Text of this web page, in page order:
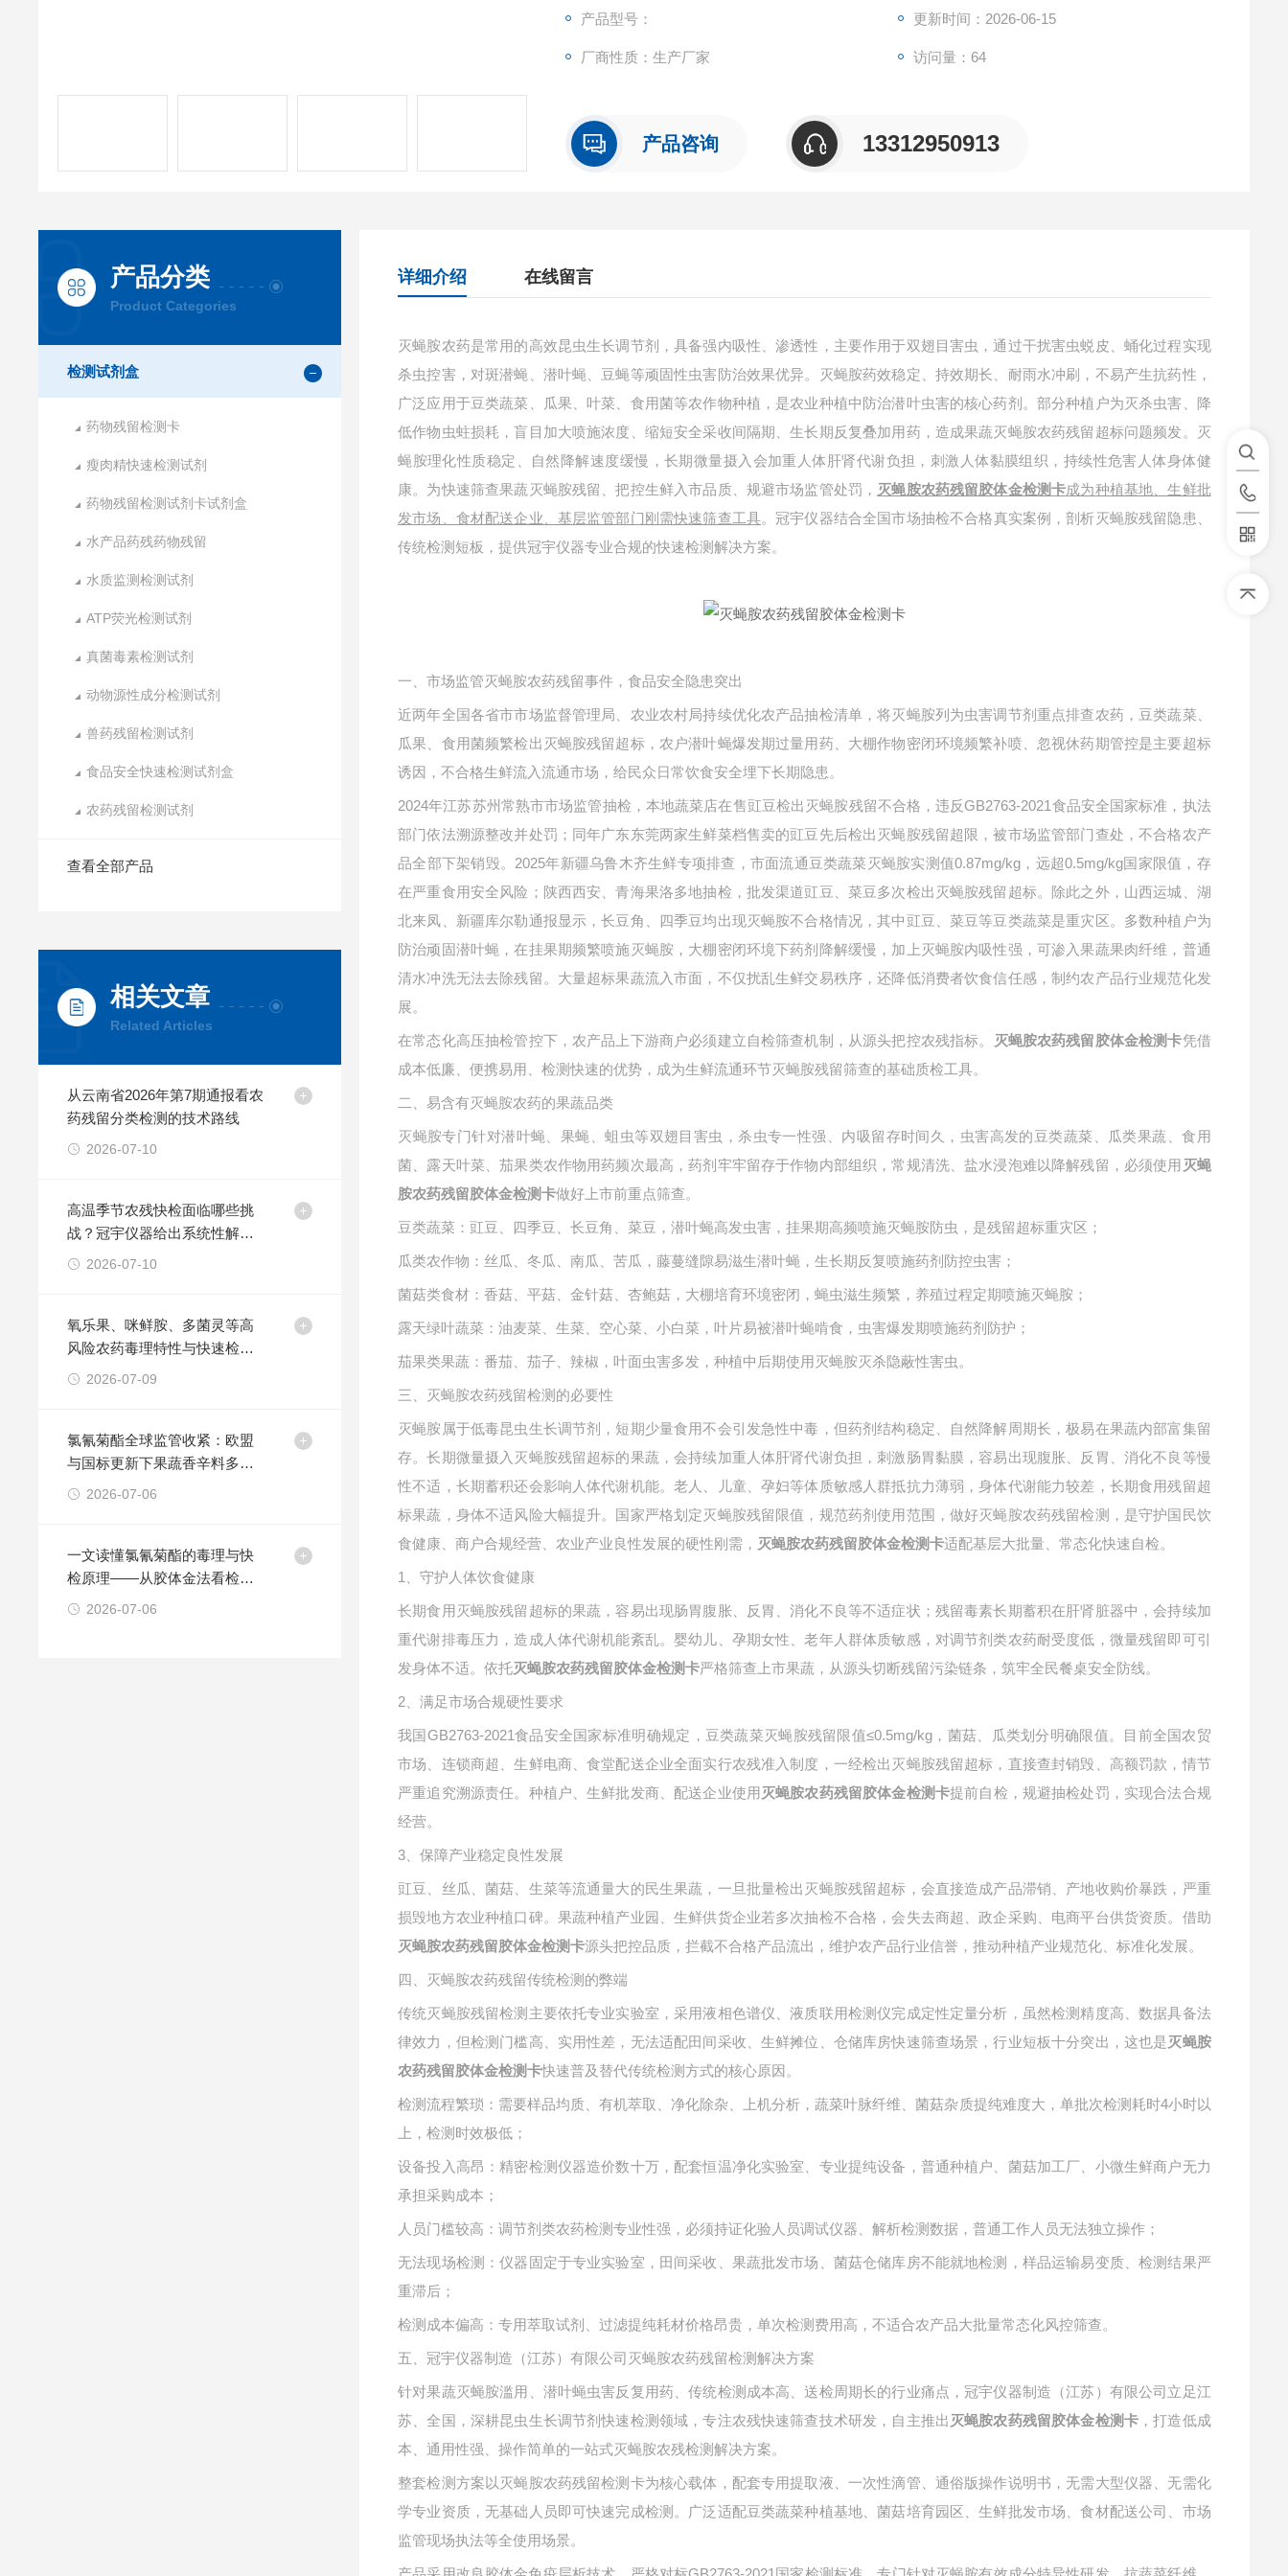
产品型号： 更新时间：2026-06-15
厂商性质：生产厂家 访问量：64
产品咨询 13312950913
产品分类
Product Categories
检测试剂盒
药物残留检测卡
瘦肉精快速检测试剂
药物残留检测试剂卡试剂盒
水产品药残药物残留
水质监测检测试剂
ATP荧光检测试剂
真菌毒素检测试剂
动物源性成分检测试剂
兽药残留检测试剂
食品安全快速检测试剂盒
农药残留检测试剂
查看全部产品
相关文章
Related Articles
从云南省2026年第7期通报看农
药残留分类检测的技术路线
2026-07-10
高温季节农残快检面临哪些挑
战？冠宇仪器给出系统性解决
方案2026-07-10
氧乐果、咪鲜胺、多菌灵等高
风险农药毒理特性与快速检测
技术方法
2026-07-09
氯氰菊酯全球监管收紧：欧盟
与国标更新下果蔬香辛料多品
类快检方案的策略
2026-07-06
一文读懂氯氰菊酯的毒理与快
检原理——从胶体金法看检测
卡的适用边界
2026-07-06
详细介绍 在线留言
灭蝇胺农药是常用的高效昆虫生长调节剂，具备强内吸性、渗透性，主要作用于双翅目害虫，通过干扰害虫蜕皮、蛹化过程实现
杀虫控害，对斑潜蝇、潜叶蝇、豆蝇等顽固性虫害防治效果优异。灭蝇胺药效稳定、持效期长、耐雨水冲刷，不易产生抗药性，
广泛应用于豆类蔬菜、瓜果、叶菜、食用菌等农作物种植，是农业种植中防治潜叶虫害的核心药剂。部分种植户为灭杀虫害、降
低作物虫蛀损耗，盲目加大喷施浓度、缩短安全采收间隔期、生长期反复叠加用药，造成果蔬灭蝇胺农药残留超标问题频发。灭
蝇胺理化性质稳定、自然降解速度缓慢，长期微量摄入会加重人体肝肾代谢负担，刺激人体黏膜组织，持续性危害人体身体健
康。为快速筛查果蔬灭蝇胺残留、把控生鲜入市品质、规避市场监管处罚， 灭蝇胺农药残留胶体金检测卡成为种植基地、生鲜批
发市场、食材配送企业、基层监管部门刚需快速筛查工具。冠宇仪器结合全国市场抽检不合格真实案例，剖析灭蝇胺残留隐患、
传统检测短板，提供冠宇仪器专业合规的快速检测解决方案。
一、市场监管灭蝇胺农药残留事件，食品安全隐患突出
近两年全国各省市市场监督管理局、农业农村局持续优化农产品抽检清单，将灭蝇胺列为虫害调节剂重点排查农药，豆类蔬菜、
瓜果、食用菌频繁检出灭蝇胺残留超标，农户潜叶蝇爆发期过量用药、大棚作物密闭环境频繁补喷、忽视休药期管控是主要超标
诱因，不合格生鲜流入流通市场，给民众日常饮食安全埋下长期隐患。
2024年江苏苏州常熟市市场监管抽检，本地蔬菜店在售豇豆检出灭蝇胺残留不合格，违反GB2763-2021食品安全国家标准，执法
部门依法溯源整改并处罚；同年广东东莞两家生鲜菜档售卖的豇豆先后检出灭蝇胺残留超限，被市场监管部门查处，不合格农产
品全部下架销毁。2025年新疆乌鲁木齐生鲜专项排查，市面流通豆类蔬菜灭蝇胺实测值0.87mg/kg，远超0.5mg/kg国家限值，存
在严重食用安全风险；陕西西安、青海果洛多地抽检，批发渠道豇豆、菜豆多次检出灭蝇胺残留超标。除此之外，山西运城、湖
北来凤、新疆库尔勒通报显示，长豆角、四季豆均出现灭蝇胺不合格情况，其中豇豆、菜豆等豆类蔬菜是重灾区。多数种植户为
防治顽固潜叶蝇，在挂果期频繁喷施灭蝇胺，大棚密闭环境下药剂降解缓慢，加上灭蝇胺内吸性强，可渗入果蔬果肉纤维，普通
清水冲洗无法去除残留。大量超标果蔬流入市面，不仅扰乱生鲜交易秩序，还降低消费者饮食信任感，制约农产品行业规范化发
展。
在常态化高压抽检管控下，农产品上下游商户必须建立自检筛查机制，从源头把控农残指标。 灭蝇胺农药残留胶体金检测卡凭借
成本低廉、便携易用、检测快速的优势，成为生鲜流通环节灭蝇胺残留筛查的基础质检工具。
二、易含有灭蝇胺农药的果蔬品类
灭蝇胺专门针对潜叶蝇、果蝇、蛆虫等双翅目害虫，杀虫专一性强、内吸留存时间久，虫害高发的豆类蔬菜、瓜类果蔬、食用
菌、露天叶菜、茄果类农作物用药频次最高，药剂牢牢留存于作物内部组织，常规清洗、盐水浸泡难以降解残留，必须使用 灭蝇
胺农药残留胶体金检测卡做好上市前重点筛查。
豆类蔬菜：豇豆、四季豆、长豆角、菜豆，潜叶蝇高发虫害，挂果期高频喷施灭蝇胺防虫，是残留超标重灾区；
瓜类农作物：丝瓜、冬瓜、南瓜、苦瓜，藤蔓缝隙易滋生潜叶蝇，生长期反复喷施药剂防控虫害；
菌菇类食材：香菇、平菇、金针菇、杏鲍菇，大棚培育环境密闭，蝇虫滋生频繁，养殖过程定期喷施灭蝇胺；
露天绿叶蔬菜：油麦菜、生菜、空心菜、小白菜，叶片易被潜叶蝇啃食，虫害爆发期喷施药剂防护；
茄果类果蔬：番茄、茄子、辣椒，叶面虫害多发，种植中后期使用灭蝇胺灭杀隐蔽性害虫。
三、灭蝇胺农药残留检测的必要性
灭蝇胺属于低毒昆虫生长调节剂，短期少量食用不会引发急性中毒，但药剂结构稳定、自然降解周期长，极易在果蔬内部富集留
存。长期微量摄入灭蝇胺残留超标的果蔬，会持续加重人体肝肾代谢负担，刺激肠胃黏膜，容易出现腹胀、反胃、消化不良等慢
性不适，长期蓄积还会影响人体代谢机能。老人、儿童、孕妇等体质敏感人群抵抗力薄弱，身体代谢能力较差，长期食用残留超
标果蔬，身体不适风险大幅提升。国家严格划定灭蝇胺残留限值，规范药剂使用范围，做好灭蝇胺农药残留检测，是守护国民饮
食健康、商户合规经营、农业产业良性发展的硬性刚需， 灭蝇胺农药残留胶体金检测卡适配基层大批量、常态化快速自检。
1、守护人体饮食健康
长期食用灭蝇胺残留超标的果蔬，容易出现肠胃腹胀、反胃、消化不良等不适症状；残留毒素长期蓄积在肝肾脏器中，会持续加
重代谢排毒压力，造成人体代谢机能紊乱。婴幼儿、孕期女性、老年人群体质敏感，对调节剂类农药耐受度低，微量残留即可引
发身体不适。依托灭蝇胺农药残留胶体金检测卡严格筛查上市果蔬，从源头切断残留污染链条，筑牢全民餐桌安全防线。
2、满足市场合规硬性要求
我国 GB2763-2021食品安全国家标准明确规定，豆类蔬菜灭蝇胺残留限值≤0.5mg/kg，菌菇、瓜类划分明确 限值。目前全国农贸
市场、连锁商超、生鲜电商、食堂配送企业全面实行农残准入制度，一经检出灭蝇胺残留超标，直接查封销毁、高额罚款，情节
严重追究溯源责任。种植户、生鲜批发商、配送企业使用 灭蝇胺农药残留胶体金检测卡提前自检，规避抽检处罚，实现合法合规
经营。
3、保障产业稳定良性发展
豇豆、丝瓜、菌菇、生菜等流通量大的民生果蔬，一旦批量检出灭蝇胺残留超标，会直接造成产品滞销、产地收购价暴跌，严重
损毁地方农业种植口碑。果蔬种植产业园、生鲜供货企业若多次抽检不合格，会失去商超、政企采购、电商平台供货资质。借助
灭蝇胺农药残留胶体金检测卡源头把控品质，拦截不合格产品流出，维护农产品行业信誉，推动种植产业规范化、标准化发展。
四、灭蝇胺农药残留传统检测的弊端
传统灭蝇胺残留检测主要依托专业实验室，采用液相色谱仪、液质联用检测仪完成定性定量分析，虽然检测精度高、数据具备法
律效力，但检测门槛高、实用性差，无法适配田间采收、生鲜摊位、仓储库房快速筛查场景，行业短板十分突出，这也是灭蝇胺
农药残留胶体金检测卡快速普及替代传统检测方式的核心原因。
检测流程繁琐：需要样品均质、有机萃取、净化除杂、上机分析，蔬菜叶脉纤维、菌菇杂质提纯难度大，单批次检测耗时4小时以
上，检测时效极低；
设备投入高昂：精密检测仪器造价数十万，配套恒温净化实验室、专业提纯设备，普通种植户、菌菇加工厂、小微生鲜商户无力
承担采购成本；
人员门槛较高：调节剂类农药检测专业性强，必须持证化验人员调试仪器、解析检测数据，普通工作人员无法独立操作；
无法现场检测：仪器固定于专业实验室，田间采收、果蔬批发市场、菌菇仓储库房不能就地检测，样品运输易变质、检测结果严
重滞后；
检测成本偏高：专用萃取试剂、过滤提纯耗材价格昂贵，单次检测费用高，不适合农产品大批量常态化风控筛查。
五、冠宇仪器制造（江苏）有限公司灭蝇胺农药残留检测解决方案
针对果蔬灭蝇胺滥用、潜叶蝇虫害反复用药、传统检测成本高、送检周期长的行业痛点，冠宇仪器制造（江苏）有限公司立足江
苏、全国，深耕昆虫生长调节剂快速检测领域，专注农残快速筛查技术研发，自主推出 灭蝇胺农药残留胶体金检测卡 ，打造低成
本、通用性强、操作简单的一站式灭蝇胺农残检测解决方案。
整套检测方案以灭蝇胺农药残留检测卡为核心载体，配套专用提取液、一次性滴管、通俗版操作说明书，无需大型仪器、无需化
学专业资质，无基础人员即可快速完成检测。广泛适配豆类蔬菜种植基地、菌菇培育园区、生鲜批发市场、食材配送公司、市场
监管现场执法等全使用场景。